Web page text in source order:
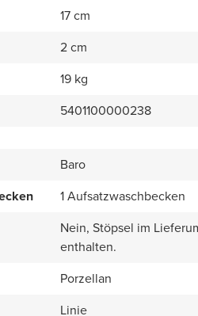
17 cm
2 cm
19 kg
5401100000238
Baro
1 Aufsatzwaschbecken
Nein, Stöpsel im
enthalten.
Porzellan
Linie